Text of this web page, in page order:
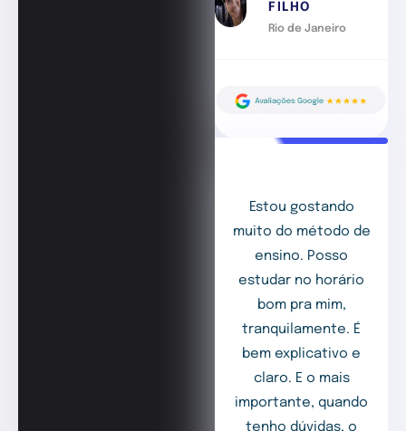
FILHO
Rio de Janeiro
Estou gostando
muito do método de
ensino. Posso
estudar no horário
bom pra mim,
tranquilamente. É
bem explicativo e
claro. E o mais
importante, quando
tenho dúvidas, o